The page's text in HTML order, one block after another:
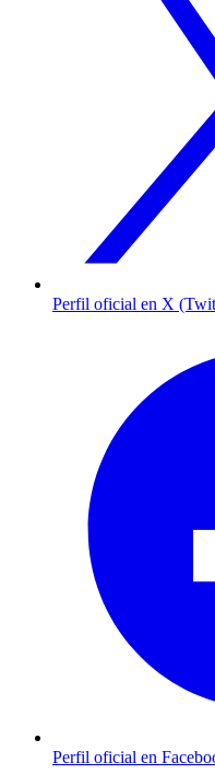
Perfil oficial en X
Perfil oficial en